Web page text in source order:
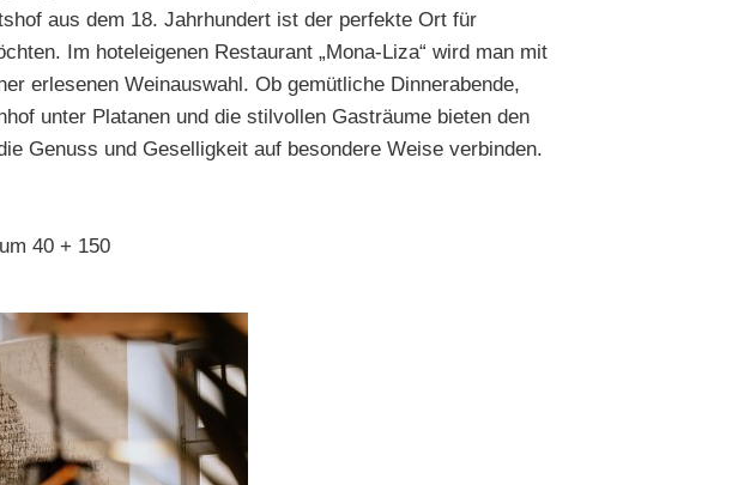
aus dem 18. Jahrhundert ist der perfekte Ort für
Im hoteleigenen Restaurant „Mona-Liza“ wird man mit
erlesenen Weinauswahl. Ob gemütliche Dinnerabende,
unter Platanen und die stilvollen Gasträume bieten den
Genuss und Geselligkeit auf besondere Weise verbinden.
40 + 150